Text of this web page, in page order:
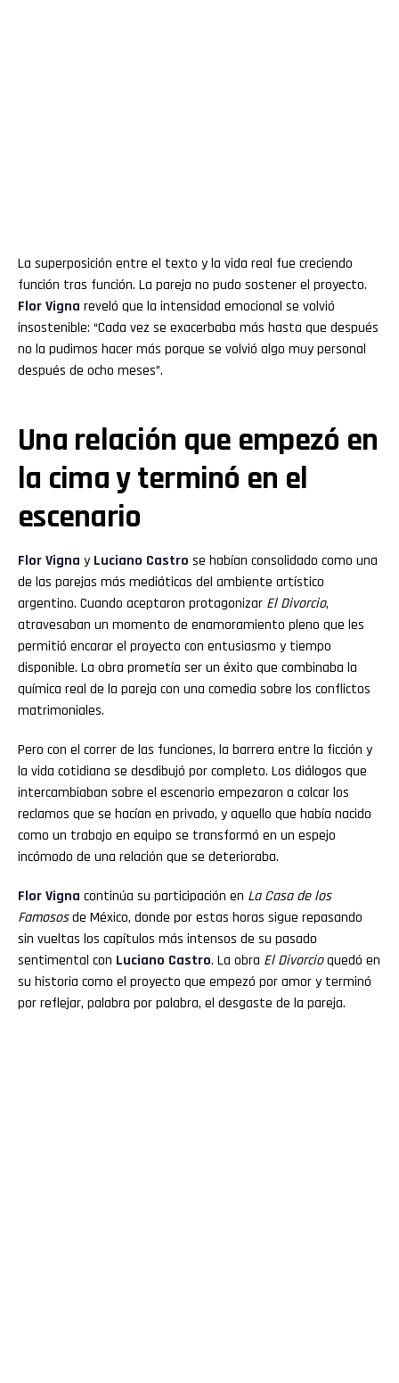
La superposición entre el texto y la vida real fue creciendo
función tras función. La pareja no pudo sostener el proyecto.
FlorVigna reveló que la intensidad emocional se volvió
insostenible: “Cada vez se exacerbaba más hasta que después
no la pudimos hacer más porque se volvió algo muy personal
después de ocho meses”.
Una relación que empezó en
la cima y terminó en el
escenario
FlorVigna y Luciano Castro se habían consolidado como una
de las parejas más mediáticas del ambiente artístico
argentino. Cuando aceptaron protagonizar El Divorcio,
atravesaban un momento de enamoramiento pleno que les
permitió encarar el proyecto con entusiasmo y tiempo
disponible. La obra prometía ser un éxito que combinaba la
química real de la pareja con una comedia sobre los conflictos
matrimoniales.
Pero con el correr de las funciones, la barrera entre la ficción y
la vida cotidiana se desdibujó por completo. Los diálogos que
intercambiaban sobre el escenario empezaron a calcar los
reclamos que se hacían en privado, y aquello que había nacido
como un trabajo en equipo se transformó en un espejo
incómodo de una relación que se deterioraba.
FlorVigna continúa su participación en La Casa de los
Famososde México, donde por estas horas sigue repasando
sin vueltas los capítulos más intensos de su pasado
sentimental con Luciano Castro. La obra El Divorcioquedó en
su historia como el proyecto que empezó por amor y terminó
por reflejar, palabra por palabra, el desgaste de la pareja.